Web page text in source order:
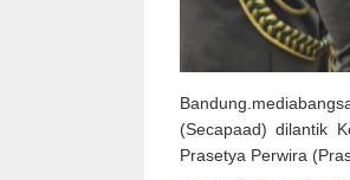
(Secapaad) dilantik
Prasetya Perwira